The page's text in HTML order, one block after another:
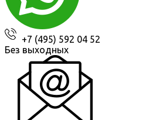
+7 (495) 592 04 52
Без выходных